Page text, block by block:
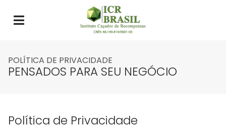
POLÍTICA DE PRIVACIDADE
PENSADOS PARA SEU NEGÓCIO
Política de Privacidade